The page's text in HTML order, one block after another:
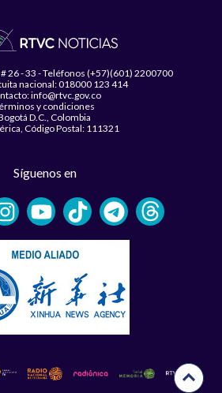
# 26 - 33 - Teléfonos (+57)(601) 2200700
nacional: 018000 123 414
info@rtvc.gov.co
y condiciones
D.C., Colombia
Código Postal: 111321
Síguenos en